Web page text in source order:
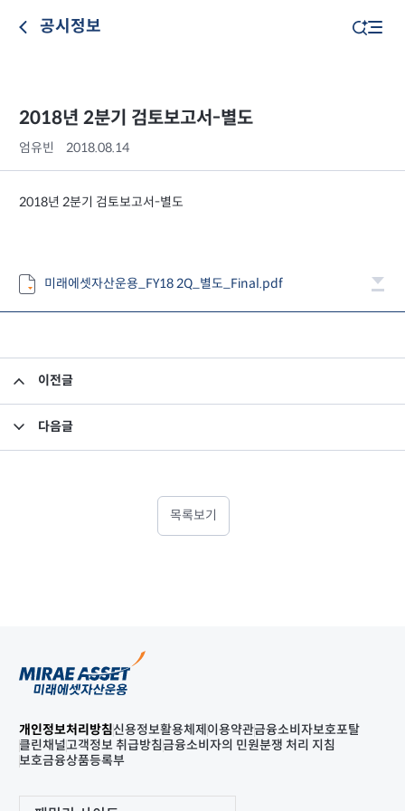
공시정보
2018년 2분기 검토보고서-별도
엄유빈 2018.08.14
2018년 2분기 검토보고서-별도
미래에셋자산운용_FY18 2Q_별도_Final.pdf
이전글
다음글
목록보기
개인정보처리방침신용정보활용체제 이용약관금융소비자보호포탈
클린채널고객정보 취급방침금융소비자의 민원분쟁 처리 지침
보호금융상품등록부